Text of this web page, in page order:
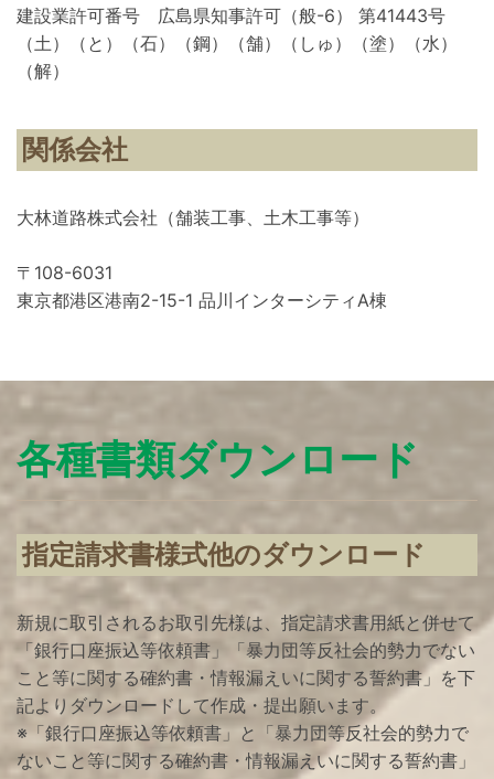
建設業許可番号 広島県知事許可（般-6） 第41443号
（土）（と）（石）（鋼）（舗）（しゅ）（塗）（水）
（解）
関係会社
大林道路株式会社（舗装工事、土木工事等）
〒108-6031
東京都港区港南2-15-1 品川インターシティA棟
各種書類ダウンロード
指定請求書様式他のダウンロード
新規に取引されるお取引先様は、指定請求書用紙と併せて
「銀行口座振込等依頼書」「暴力団等反社会的勢力でない
こと等に関する確約書・情報漏えいに関する誓約書」を下
記よりダウンロードして作成・提出願います。
※「銀行口座振込等依頼書」と「暴力団等反社会的勢力で
ないこと等に関する確約書・情報漏えいに関する誓約書」